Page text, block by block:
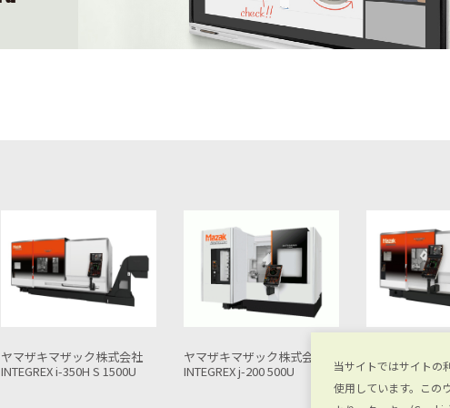
ヤマザキマザック株式会社
INTEGREX j-200 500U
ヤマザキマザック株式会社
INTEGREX i-250H S 1500U
DMG森精機株
NTX 2000
当サイトではサイトの
使用しています。この